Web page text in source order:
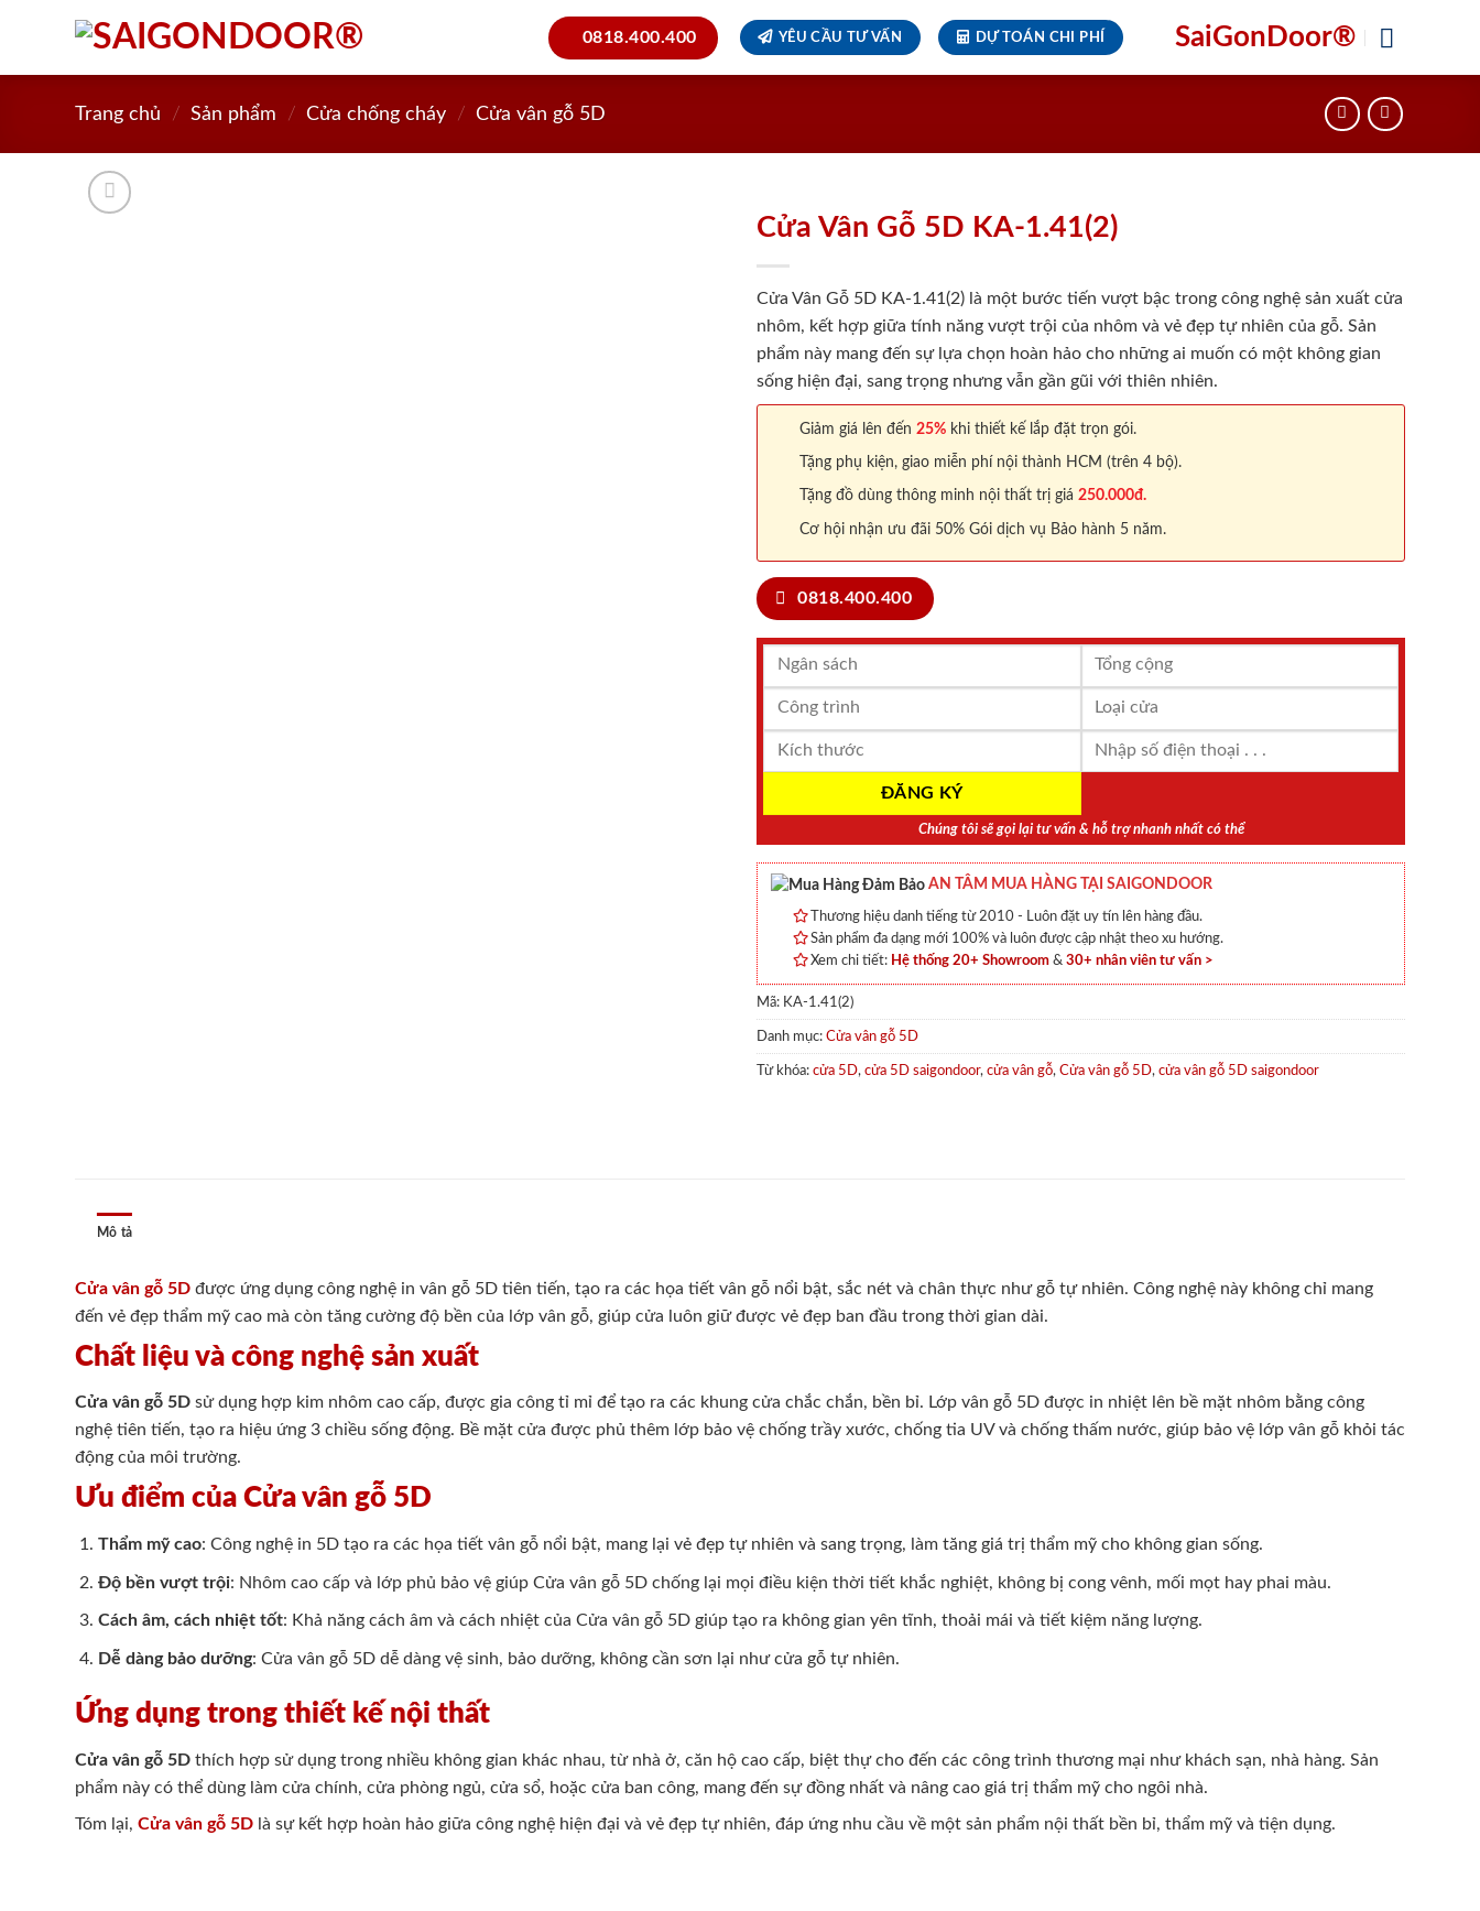
0818.400.400 YÊU CẦU TƯ VẤN DỰ TOÁN CHI PHÍ SaiGonDoor®
Trang chủ / Sản phẩm / Cửa chống cháy / Cửa vân gỗ 5D
Cửa Vân Gỗ 5D KA-1.41(2)
Cửa Vân Gỗ 5D KA-1.41(2) là một bước tiến vượt bậc trong công nghệ sản xuất cửa
nhôm, kết hợp giữa tính năng vượt trội của nhôm và vẻ đẹp tự nhiên của gỗ. Sản
phẩm này mang đến sự lựa chọn hoàn hảo cho những ai muốn có một không gian
sống hiện đại, sang trọng nhưng vẫn gần gũi với thiên nhiên.
Giảm giá lên đến 25% khi thiết kế lắp đặt trọn gói.
Tặng phụ kiện, giao miễn phí nội thành HCM (trên 4 bộ).
Tặng đồ dùng thông minh nội thất trị giá 250.000đ.
Cơ hội nhận ưu đãi 50% Gói dịch vụ Bảo hành 5 năm.
0818.400.400
Chúng tôi sẽ gọi lại tư vấn & hỗ trợ nhanh nhất có thể
AN TÂM MUA HÀNG TẠI SAIGONDOOR
Thương hiệu danh tiếng từ 2010 - Luôn đặt uy tín lên hàng đầu.
Sản phẩm đa dạng mới 100% và luôn được cập nhật theo xu hướng.
Xem chi tiết: Hệ thống 20+ Showroom & 30+ nhân viên tư vấn >
Mã: KA-1.41(2)
Danh mục: Cửa vân gỗ 5D
Từ khóa: cửa 5D, cửa 5D saigondoor, cửa vân gỗ, Cửa vân gỗ 5D, cửa vân gỗ 5D saigondoor
Mô tả
Cửa vân gỗ 5D được ứng dụng công nghệ in vân gỗ 5D tiên tiến, tạo ra các họa tiết vân gỗ nổi bật, sắc nét và chân thực như gỗ tự nhiên. Công nghệ này không chỉ mang
đến vẻ đẹp thẩm mỹ cao mà còn tăng cường độ bền của lớp vân gỗ, giúp cửa luôn giữ được vẻ đẹp ban đầu trong thời gian dài.
Chất liệu và công nghệ sản xuất
Cửa vân gỗ 5D sử dụng hợp kim nhôm cao cấp, được gia công tỉ mỉ để tạo ra các khung cửa chắc chắn, bền bỉ. Lớp vân gỗ 5D được in nhiệt lên bề mặt nhôm bằng công
nghệ tiên tiến, tạo ra hiệu ứng 3 chiều sống động. Bề mặt cửa được phủ thêm lớp bảo vệ chống trầy xước, chống tia UV và chống thấm nước, giúp bảo vệ lớp vân gỗ khỏi tác
động của môi trường.
Ưu điểm của Cửa vân gỗ 5D
Thẩm mỹ cao: Công nghệ in 5D tạo ra các họa tiết vân gỗ nổi bật, mang lại vẻ đẹp tự nhiên và sang trọng, làm tăng giá trị thẩm mỹ cho không gian sống.
Độ bền vượt trội: Nhôm cao cấp và lớp phủ bảo vệ giúp Cửa vân gỗ 5D chống lại mọi điều kiện thời tiết khắc nghiệt, không bị cong vênh, mối mọt hay phai màu.
Cách âm, cách nhiệt tốt: Khả năng cách âm và cách nhiệt của Cửa vân gỗ 5D giúp tạo ra không gian yên tĩnh, thoải mái và tiết kiệm năng lượng.
Dễ dàng bảo dưỡng: Cửa vân gỗ 5D dễ dàng vệ sinh, bảo dưỡng, không cần sơn lại như cửa gỗ tự nhiên.
Ứng dụng trong thiết kế nội thất
Cửa vân gỗ 5D thích hợp sử dụng trong nhiều không gian khác nhau, từ nhà ở, căn hộ cao cấp, biệt thự cho đến các công trình thương mại như khách sạn, nhà hàng. Sản
phẩm này có thể dùng làm cửa chính, cửa phòng ngủ, cửa sổ, hoặc cửa ban công, mang đến sự đồng nhất và nâng cao giá trị thẩm mỹ cho ngôi nhà.
Tóm lại, Cửa vân gỗ 5D là sự kết hợp hoàn hảo giữa công nghệ hiện đại và vẻ đẹp tự nhiên, đáp ứng nhu cầu về một sản phẩm nội thất bền bỉ, thẩm mỹ và tiện dụng.